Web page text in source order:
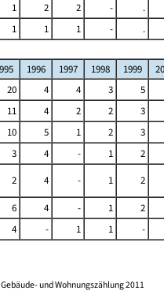
1 2 2 - .
1 1 1 - .
1996 1997 1998 1999
20 4 4 3 5
11 4 2 2 3
10 5 1 2 3
3 4 - 1 2
2 4 - 1 2
6 4 - 1 2
4 - 1 1 -
und Wohnungszählung 2011